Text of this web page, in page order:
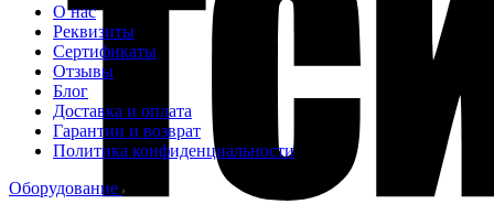
О нас
Реквизиты
Сертификаты
Отзывы
Блог
Доставка и оплата
Гарантии и возврат
Политика конфиденциальности
Оборудование